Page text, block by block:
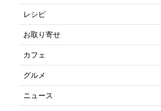
レシピ
お取り寄せ
カフェ
グルメ
ニュース